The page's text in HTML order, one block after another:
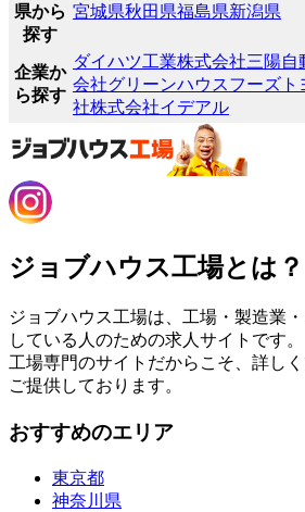
県から
探す
宮城県秋田県福島県新潟県
企業か
ら探す
ダイハツ工業株式会社三陽自
会社グリーンハウスフーズ
社株式会社イデアル
ジョブハウス工場とは？
ジョブハウス工場は、工場・製造業
している人のための求人サイトです。
工場専門のサイトだからこそ、詳し
ご提供しております。
おすすめのエリア
東京都
神奈川県